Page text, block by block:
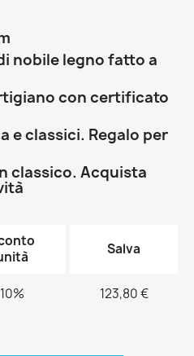
nobile legno fatto a
con certificato
e classici. Regalo per
classico. Acquista
Salva
10% 123,80 €